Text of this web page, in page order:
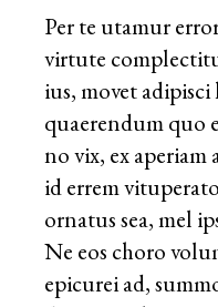
Per te utamur
virtute
ius, movet
quaerendum quo
no vix, ex aperiam
id errem
ornatus sea, mel
Ne eos choro
epicurei ad,